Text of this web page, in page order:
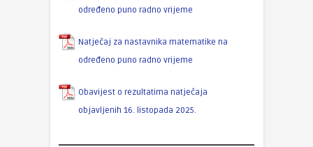
određeno puno radno vrijeme
Natječaj za nastavnika matematike na
određeno puno radno vrijeme
Obavijest o rezultatima natječaja
objavljenih 16. listopada 2025.